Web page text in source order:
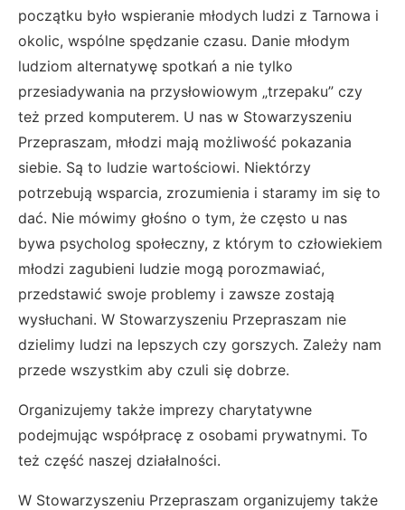
początku było wspieranie młodych ludzi z Tarnowa i
okolic, wspólne spędzanie czasu. Danie młodym
ludziom alternatywę spotkań a nie tylko
przesiadywania na przysłowiowym „trzepaku” czy
też przed komputerem. U nas w Stowarzyszeniu
Przepraszam, młodzi mają możliwość pokazania
siebie. Są to ludzie wartościowi. Niektórzy
potrzebują wsparcia, zrozumienia i staramy im się to
dać. Nie mówimy głośno o tym, że często u nas
bywa psycholog społeczny, z którym to człowiekiem
młodzi zagubieni ludzie mogą porozmawiać,
przedstawić swoje problemy i zawsze zostają
wysłuchani. W Stowarzyszeniu Przepraszam nie
dzielimy ludzi na lepszych czy gorszych. Zależy nam
przede wszystkim aby czuli się dobrze.
Organizujemy także imprezy charytatywne
podejmując współpracę z osobami prywatnymi. To
też część naszej działalności.
W Stowarzyszeniu Przepraszam organizujemy także